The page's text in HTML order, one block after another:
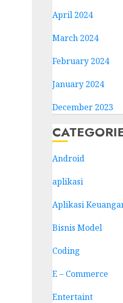
April 2024
March 2024
February 2024
January 2024
December 2023
Android
aplikasi
Aplikasi
Bisnis Model
Coding
E – Commerce
Entertaint